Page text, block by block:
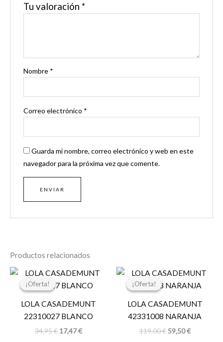
Tu valoración *
Nombre *
Correo electrónico *
Guarda mi nombre, correo electrónico y web en este
navegador para la próxima vez que comente.
Productos relacionados
¡Oferta!
¡Oferta!
LOLA CASADEMUNT
22310027 BLANCO
34,95€
El
original
34,95 €.
17,47€
El
actual
17,47 €.
¡Oferta!
¡Oferta!
LOLA CASADEMUNT
42331008 NARANJA
119,00€
El
original
119,00 €.
59,50€
El
actual
59,50 €.